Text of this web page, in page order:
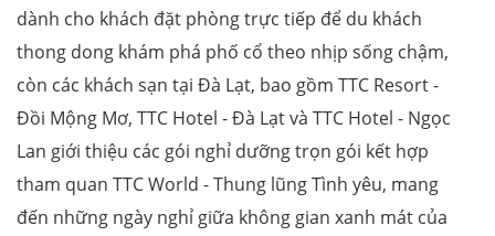
dành cho khách đặt phòng trực tiếp để du khách
thong dong khám phá phố cổ theo nhịp sống chậm,
còn các khách sạn tại Đà Lạt, bao gồm TTC Resort -
Đồi Mộng Mơ, TTC Hotel - Đà Lạt và TTC Hotel - Ngọc
Lan giới thiệu các gói nghỉ dưỡng trọn gói kết hợp
tham quan TTC World - Thung lũng Tình yêu, mang
đến những ngày nghỉ giữa không gian xanh mát của